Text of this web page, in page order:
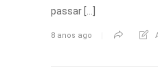
passar […]
8 anos ago